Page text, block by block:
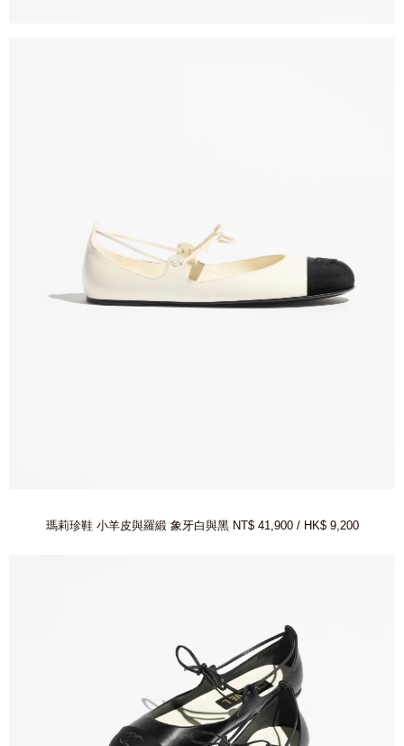
瑪莉珍鞋 小羊皮與羅緞 象牙白與黑 NT$ 41,900 / HK$ 9,200